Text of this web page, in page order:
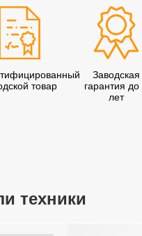
товар
Заводская
гарантия до
лет
техники